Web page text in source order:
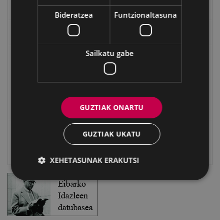
"Gure Herria" aldizkaria
Txostenak eta dokumentuak
Eibarko Bideoteka
Eibarko Fonoteka
Eibarko Idazlanen Datu-basea
Bideratzea Funtzionaltasuna
Sailkatu gabe
GUZTIAK ONARTU
GUZTIAK UKATU
XEHETASUNAK ERAKUTSI